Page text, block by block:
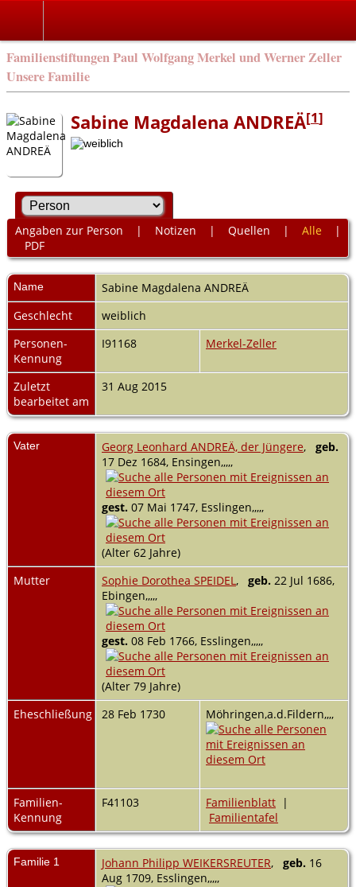
Familienstiftungen Paul Wolfgang Merkel und Werner Zeller
Unsere Familie
Sabine Magdalena ANDREÄ[1]
Angaben zur Person | Notizen | Quellen | Alle |
PDF
Name Sabine Magdalena ANDREÄ
Geschlecht
weiblich
Personen-
Kennung
I91168 Merkel-Zeller
Zuletzt
bearbeitet am
31 Aug 2015
Vater Georg Leonhard ANDREÄ, der Jüngere, geb.
17 Dez 1684, Ensingen,,,,,
gest. 07 Mai 1747, Esslingen,,,,,
(Alter 62 Jahre)
Mutter
Sophie Dorothea SPEIDEL , geb. 22 Jul 1686,
Ebingen,,,,,
gest. 08 Feb 1766, Esslingen,,,,,
(Alter 79 Jahre)
Eheschließung
28 Feb 1730 Möhringen,a.d.Fildern,,,,
Familien-
Kennung
F41103 Familienblatt |
Familientafel
Familie 1 Johann Philipp WEIKERSREUTER, geb. 16
Aug 1709, Esslingen,,,,,